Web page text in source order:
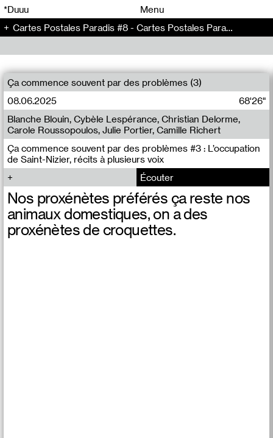
*Duuu
Menu
Cartes Postales Paradis #8 - Cartes Postales Paradis (8)
Ça commence souvent par des problèmes (3)
08.06.2025
68'26"
Ça commence souvent par des problèmes #3 : L’occupation
de Saint-Nizier, récits à plusieurs voix
Blanche Blouin, Cybèle Lespérance, Christian Delorme,
Carole Roussopoulos, Julie Portier, Camille Richert
Écouter
Nos proxénètes préférés ça reste nos
animaux domestiques, on a des
proxénètes de croquettes.
00 00
00 00